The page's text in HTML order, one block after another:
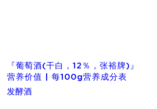
『葡萄酒(干白，12％，张裕牌)』
营养价值 | 每100g营养成分表
发酵酒